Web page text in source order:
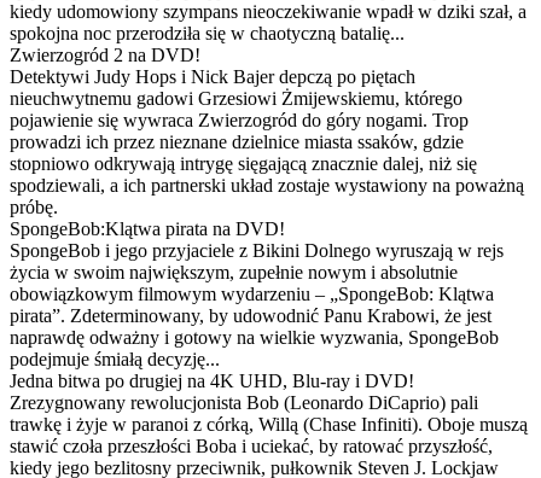
kiedy udomowiony szympans nieoczekiwanie wpadł w dziki szał, a
spokojna noc przerodziła się w chaotyczną batalię...
Zwierzogród 2 na DVD!
Detektywi Judy Hops i Nick Bajer depczą po piętach
nieuchwytnemu gadowi Grzesiowi Żmijewskiemu, którego
pojawienie się wywraca Zwierzogród do góry nogami. Trop
prowadzi ich przez nieznane dzielnice miasta ssaków, gdzie
stopniowo odkrywają intrygę sięgającą znacznie dalej, niż się
spodziewali, a ich partnerski układ zostaje wystawiony na poważną
próbę.
SpongeBob:Klątwa pirata na DVD!
SpongeBob i jego przyjaciele z Bikini Dolnego wyruszają w rejs
życia w swoim największym, zupełnie nowym i absolutnie
obowiązkowym filmowym wydarzeniu – „SpongeBob: Klątwa
pirata”. Zdeterminowany, by udowodnić Panu Krabowi, że jest
naprawdę odważny i gotowy na wielkie wyzwania, SpongeBob
podejmuje śmiałą decyzję...
Jedna bitwa po drugiej na 4K UHD, Blu-ray i DVD!
Zrezygnowany rewolucjonista Bob (Leonardo DiCaprio) pali
trawkę i żyje w paranoi z córką, Willą (Chase Infiniti). Oboje muszą
stawić czoła przeszłości Boba i uciekać, by ratować przyszłość,
kiedy jego bezlitosny przeciwnik, pułkownik Steven J. Lockjaw